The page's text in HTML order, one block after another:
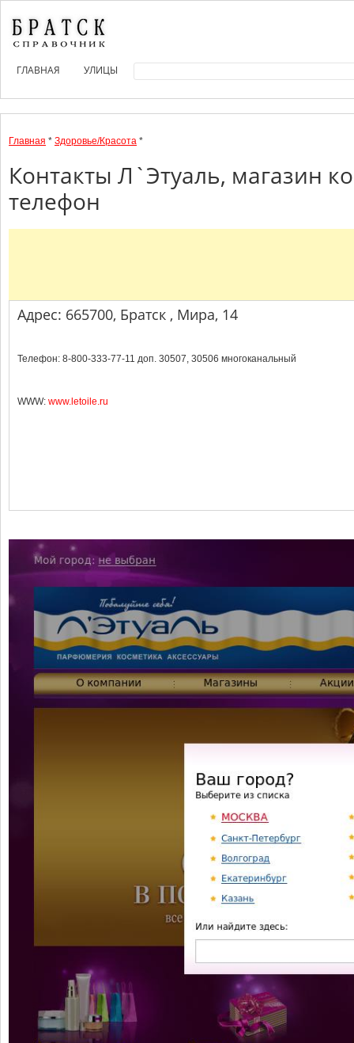
ГЛАВНАЯ УЛИЦЫ
Главная * Здоровье/Красота *
Контакты Л`Этуаль, магазин
телефон
Адрес: 665700, Братск , Мира, 14
Телефон: 8-800-333-77-11 доп. 30507, 30506 многоканальный
WWW: www.letoile.ru